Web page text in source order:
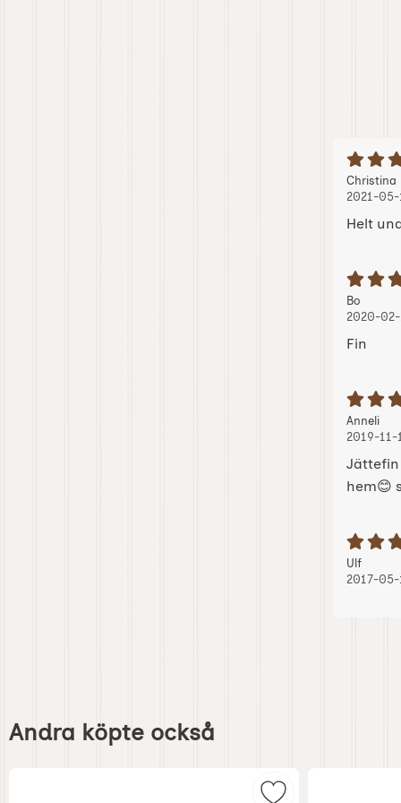
Recension
Christina
2021-05-
Helt
Recension
Bo
2020-02-
Fin
Recension
Anneli,,
2019-11-
Jättefin
hem😊
Recension
Ulf, 2017-
, 2017-
2017-05-
över
andra
också
Andra köpte också